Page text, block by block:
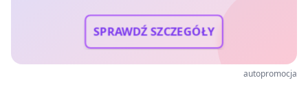
SPRAWDŹ SZCZEGÓŁY
autopromocja